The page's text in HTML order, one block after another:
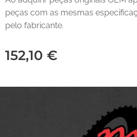
peças com as mesmas
pelo fabricante.
152,10 €